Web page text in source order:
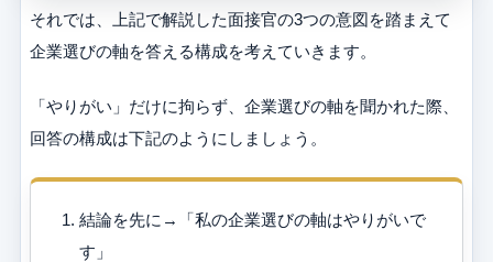
それでは、上記で解説した面接官の3つの意図を踏まえて
企業選びの軸を答える構成を考えていきます。
「やりがい」だけに拘らず、企業選びの軸を聞かれた際、
回答の構成は下記のようにしましょう。
結論を先に→「私の企業選びの軸はやりがいで
す」